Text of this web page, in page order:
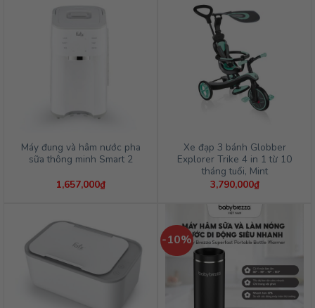
Máy đung và hâm nước pha
sữa thông minh Smart 2
1,657,000₫
Xe đạp 3 bánh Globber
Explorer Trike 4 in 1 từ 10
tháng tuổi, Mint
3,790,000₫
-10%